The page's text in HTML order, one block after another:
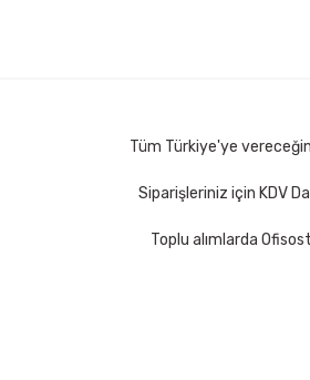
Tüm Türkiye'ye
Siparişleriniz için KDV
Toplu alımlarda